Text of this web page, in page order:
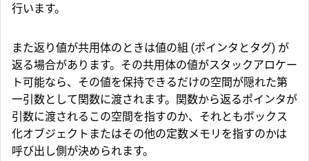
行います。
また返り値が共用体のときは値の組 (ポインタとタグ) が
返る場合があります。その共用体の値がスタックアロケー
ト可能なら、その値を保持できるだけの空間が隠れた第
一引数として関数に渡されます。関数から返るポインタが
引数に渡されるこの空間を指すのか、それともボックス
化オブジェクトまたはその他の定数メモリを指すのかは
呼び出し側が決められます。